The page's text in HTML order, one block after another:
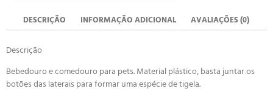
DESCRIÇÃO INFORMAÇÃO ADICIONAL AVALIAÇÕES (0)
Descrição
Bebedouro e comedouro para pets. Material plástico, basta juntar os
botões das laterais para formar uma espécie de tigela.